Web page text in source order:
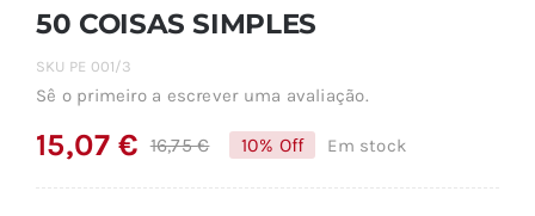
50 COISAS SIMPLES
SKU PE 001/3
Sê o primeiro a escrever uma avaliação.
16,75€O
15,07€
O
10% Off Em stock